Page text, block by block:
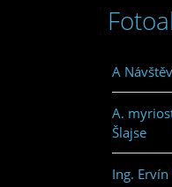
A
A.
Šlajse
Ing.